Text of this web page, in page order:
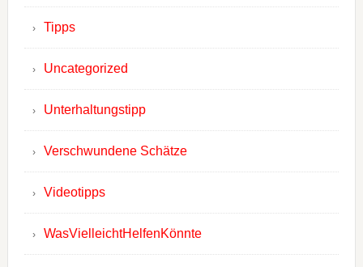
Tipps
Uncategorized
Unterhaltungstipp
Verschwundene Schätze
Videotipps
WasVielleichtHelfenKönnte